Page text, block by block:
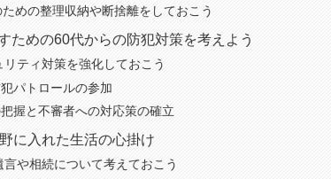
めの整理収納や断捨離をしておこう
ための60代からの防犯対策を考えよう
ティ対策を強化しておこう
パトロールの参加
握と不審者への対応策の確立
に入れた生活の心掛け
や相続について考えておこう